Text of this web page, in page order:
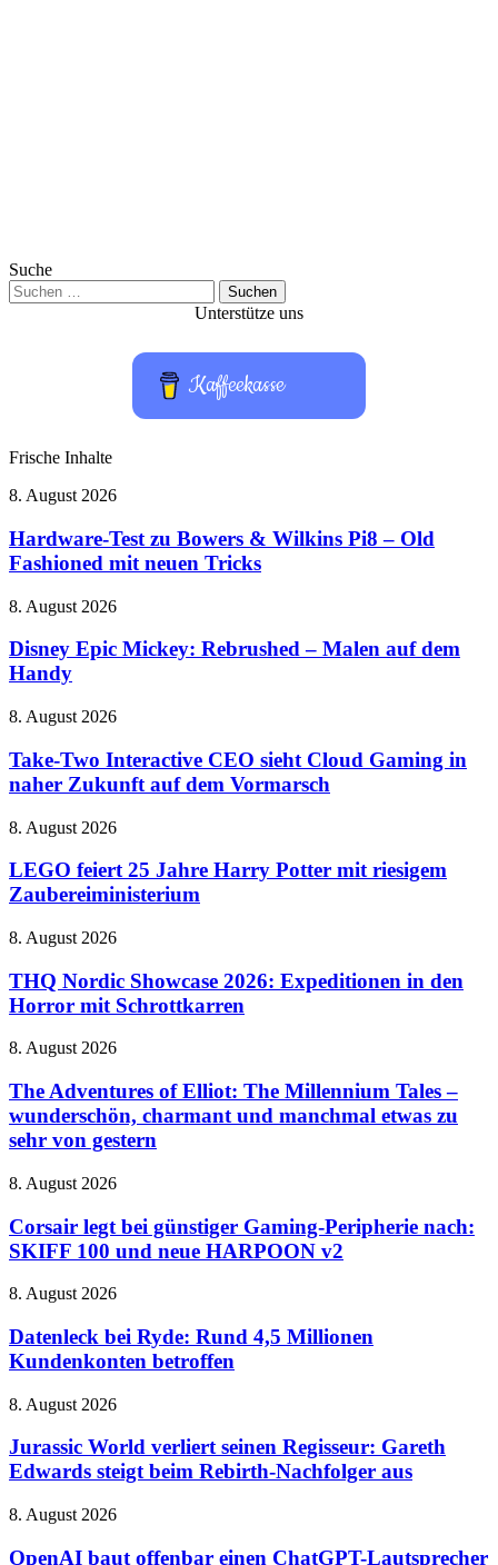
Suche
Suchen
nach:
Unterstütze uns
Kaffeekasse
Frische Inhalte
Hardware-
zu
Bowers
&
Pi8
Old
Fashioned
neuen
8. August 2026
Hardware-Test zu Bowers & Wilkins Pi8 – Old
Fashioned mit neuen Tricks
Disney
Mickey:
Rebrushed
–
auf
Handy
8. August 2026
Disney Epic Mickey: Rebrushed – Malen auf dem
Handy
Take-
Interactive
CEO
sieht
Gaming
naher
Zukunft
dem
8. August 2026
Take-Two Interactive CEO sieht Cloud Gaming in
naher Zukunft auf dem Vormarsch
LEGO
25
Jahre
Harry
mit
Zaubereiministerium
8. August 2026
LEGO feiert 25 Jahre Harry Potter mit riesigem
Zaubereiministerium
THQ
Showcase
2026:
Expeditionen
den
mit
Schrottkarren
8. August 2026
THQ Nordic Showcase 2026: Expeditionen in den
Horror mit Schrottkarren
The
of
Elliot:
The
Millennium
–
charmant
und
manchmal
etwas
sehr
von
gestern
8. August 2026
The Adventures of Elliot: The Millennium Tales –
wunderschön, charmant und manchmal etwas zu
sehr von gestern
Corsair
bei
günstiger
Gaming-
nach:
100
und
HARPOON
8. August 2026
Corsair legt bei günstiger Gaming-Peripherie nach:
SKIFF 100 und neue HARPOON v2
Datenleck
Ryde:
Rund
4,5
Kundenkonten
8. August 2026
Datenleck bei Ryde: Rund 4,5 Millionen
Kundenkonten betroffen
Jurassic
verliert
seinen
Regisseur:
Edwards
8. August 2026
Jurassic World verliert seinen Regisseur: Gareth
Edwards steigt beim Rebirth-Nachfolger aus
OpenAI
offenbar
8. August 2026
OpenAI baut offenbar einen ChatGPT-Lautsprecher